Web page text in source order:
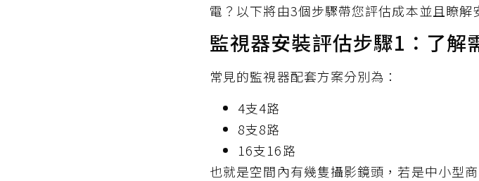
電？以下將由3個步驟帶您評估成本並且瞭解
監視器安裝評估步驟1：了解
常見的監視器配套方案分別為：
4支4路
8支8路
16支16路
也就是空間內有幾隻攝影鏡頭，若是中小型